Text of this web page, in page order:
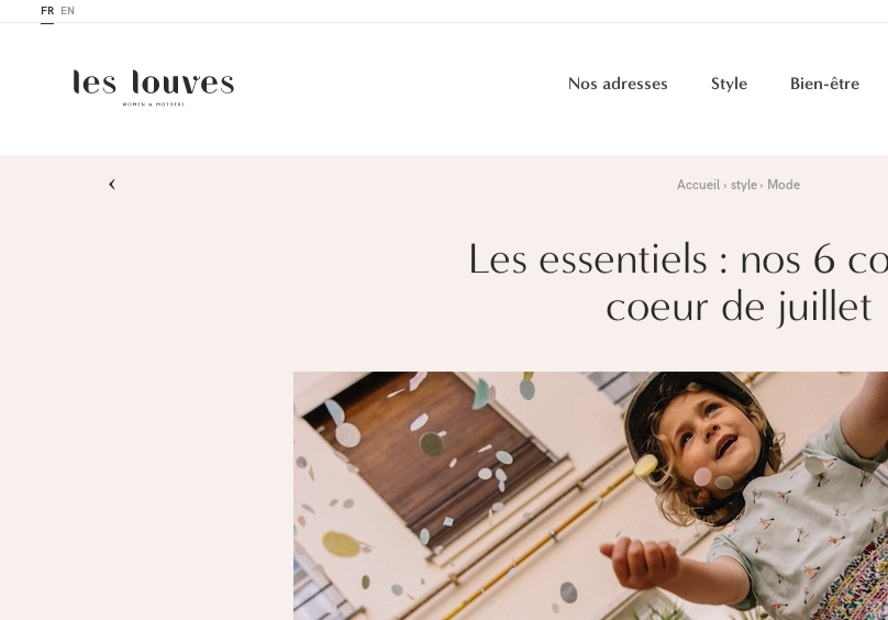
FR EN
Nos adresses Style Bien-être
› Accueil style Mode
Les essentiels : nos 6
coeur de juillet